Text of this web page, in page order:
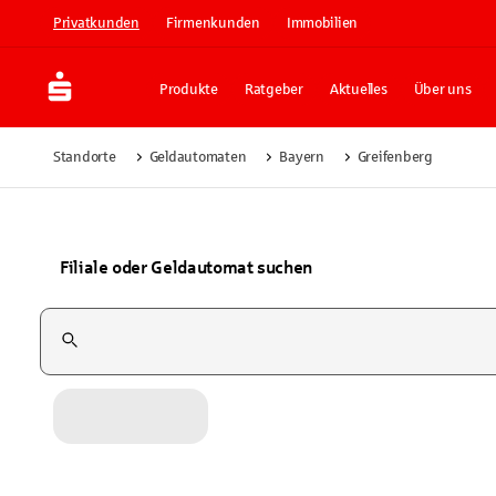
Privatkunden Firmenkunden Immobilien
Produkte Ratgeber Aktuelles Über uns
Standorte Geldautomaten Bayern Greifenberg
Filiale oder Geldautomat suchen
Suchfeld